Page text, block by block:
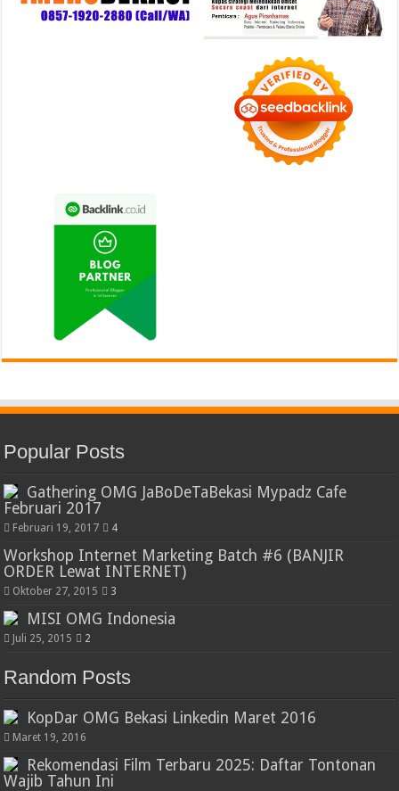
Popular Posts
Gathering OMG JaBoDeTaBekasi Mypadz Cafe
Februari 2017
Februari 19, 2017 4
Workshop Internet Marketing Batch #6 (BANJIR
ORDER Lewat INTERNET)
Oktober 27, 2015 3
MISI OMG Indonesia
Juli 25, 2015 2
Random Posts
KopDar OMG Bekasi Linkedin Maret 2016
Maret 19, 2016
Rekomendasi Film Terbaru 2025: Daftar Tontonan
Wajib Tahun Ini